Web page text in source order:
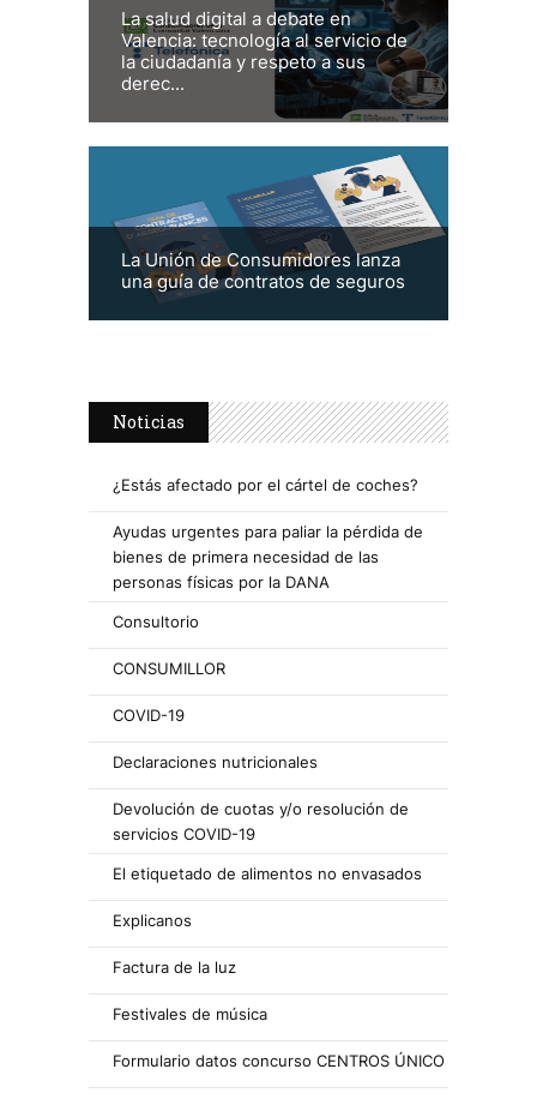
La salud digital a debate en
Valencia: tecnología al servicio de
la ciudadanía y respeto a sus
derec...
La Unión de Consumidores lanza
una guía de contratos de seguros
Noticias
¿Estás afectado por el cártel de coches?
Ayudas urgentes para paliar la pérdida de
bienes de primera necesidad de las
personas físicas por la DANA
Consultorio
CONSUMILLOR
COVID-19
Declaraciones nutricionales
Devolución de cuotas y/o resolución de
servicios COVID-19
El etiquetado de alimentos no envasados
Explicanos
Factura de la luz
Festivales de música
Formulario datos concurso CENTROS ÚNICO